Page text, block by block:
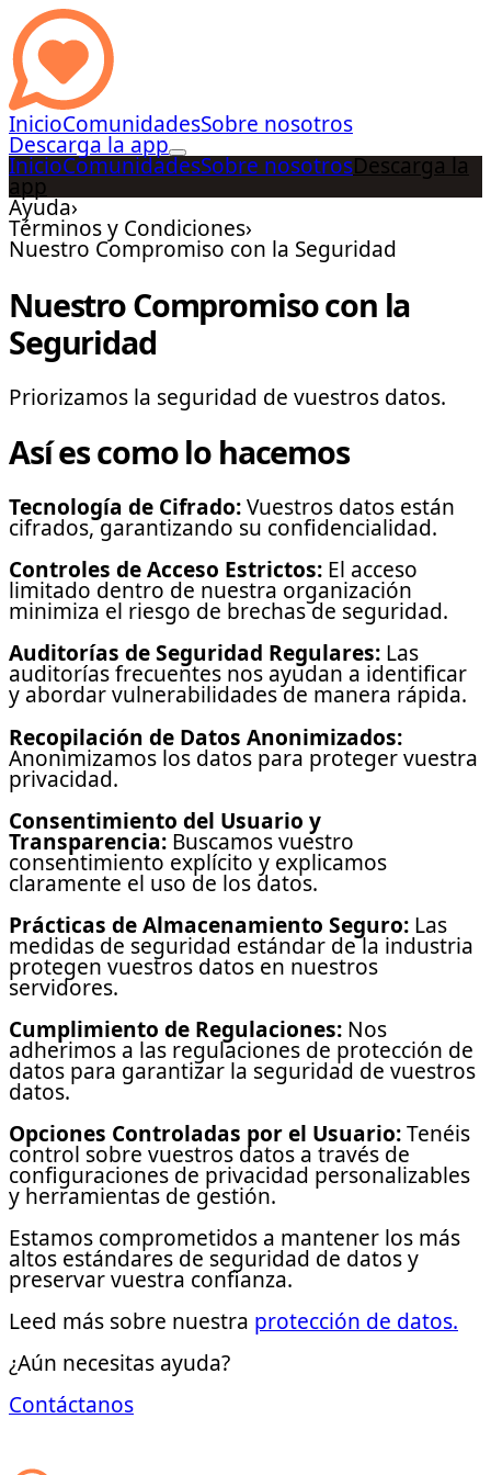
InicioComunidadesSobre nosotros
Descarga la app
InicioComunidadesSobre nosotrosDescarga la
app
Ayuda›
Términos y Condiciones›
Nuestro Compromiso con la Seguridad
Nuestro Compromiso con la
Seguridad
Priorizamos la seguridad de vuestros datos.
Así es como lo hacemos
Tecnología de Cifrado:Vuestros datos están
cifrados, garantizando su confidencialidad.
Controles de Acceso Estrictos: El acceso
limitado dentro de nuestra organización
minimiza el riesgo de brechas de seguridad.
Auditorías de Seguridad Regulares: Las
auditorías frecuentes nos ayudan a identificar
y abordar vulnerabilidades de manera rápida.
Recopilación de Datos Anonimizados:
Anonimizamos los datos para proteger vuestra
privacidad.
Consentimiento del Usuario y
Transparencia: Buscamos vuestro
consentimiento explícito y explicamos
claramente el uso de los datos.
Prácticas de Almacenamiento Seguro: Las
medidas de seguridad estándar de la industria
protegen vuestros datos en nuestros
servidores.
Cumplimiento de Regulaciones: Nos
adherimos a las regulaciones de protección de
datos para garantizar la seguridad de vuestros
datos.
Opciones Controladas por el Usuario:Tenéis
control sobre vuestros datos a través de
configuraciones de privacidad personalizables
y herramientas de gestión.
Estamos comprometidos a mantener los más
altos estándares de seguridad de datos y
preservar vuestra confianza.
Leed más sobre nuestra protección de datos.
¿Aún necesitas ayuda?
Contáctanos